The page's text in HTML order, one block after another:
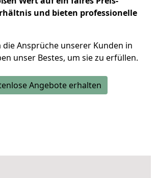
und bieten professionelle
Ansprüche unserer Kunden in
unser Bestes, um sie zu erfüllen.
Angebote erhalten